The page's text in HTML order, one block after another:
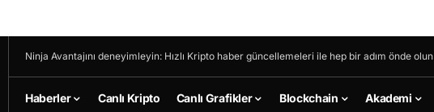
Ninja Avantajını deneyimleyin: Hızlı Kripto haber güncellemeleri ile hep bir adım önde olun
Haberler Canlı Kripto Canlı Grafikler Blockchain Akademi